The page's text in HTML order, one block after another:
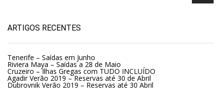
ARTIGOS RECENTES
Tenerife – Saídas em Junho
Riviera Maya – Saídas a 28 de Maio
Cruzeiro – Ilhas Gregas com TUDO INCLUÍDO
Agadir Verão 2019 – Reservas até 30 de Abril
Dubrovnik Verão 2019 – Reservas até 30 Abril